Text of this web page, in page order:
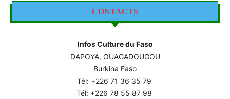
CONTACTS
Infos Culture du Faso
DAPOYA, OUAGADOUGOU
Burkina Faso
Tél: +226 71 36 35 79
Tél: +226 78 55 87 98